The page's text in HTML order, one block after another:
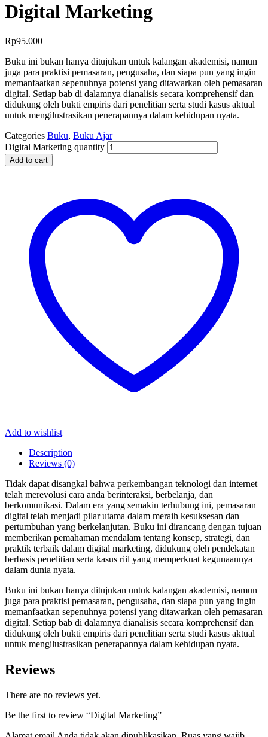
Digital Marketing
Rp95.000
Buku ini bukan hanya ditujukan untuk kalangan akademisi, namun
juga para praktisi pemasaran, pengusaha, dan siapa pun yang ingin
memanfaatkan sepenuhnya potensi yang ditawarkan oleh pemasaran
digital. Setiap bab di dalamnya dianalisis secara komprehensif dan
didukung oleh bukti empiris dari penelitian serta studi kasus aktual
untuk mengilustrasikan penerapannya dalam kehidupan nyata.
Categories Buku, Buku Ajar
Digital Marketing quantity
Add to cart
Add to wishlist
Description
Reviews (0)
Tidak dapat disangkal bahwa perkembangan teknologi dan internet
telah merevolusi cara anda berinteraksi, berbelanja, dan
berkomunikasi. Dalam era yang semakin terhubung ini, pemasaran
digital telah menjadi pilar utama dalam meraih kesuksesan dan
pertumbuhan yang berkelanjutan. Buku ini dirancang dengan tujuan
memberikan pemahaman mendalam tentang konsep, strategi, dan
praktik terbaik dalam digital marketing, didukung oleh pendekatan
berbasis penelitian serta kasus riil yang memperkuat kegunaannya
dalam dunia nyata.
Buku ini bukan hanya ditujukan untuk kalangan akademisi, namun
juga para praktisi pemasaran, pengusaha, dan siapa pun yang ingin
memanfaatkan sepenuhnya potensi yang ditawarkan oleh pemasaran
digital. Setiap bab di dalamnya dianalisis secara komprehensif dan
didukung oleh bukti empiris dari penelitian serta studi kasus aktual
untuk mengilustrasikan penerapannya dalam kehidupan nyata.
Reviews
There are no reviews yet.
Be the first to review “Digital Marketing”